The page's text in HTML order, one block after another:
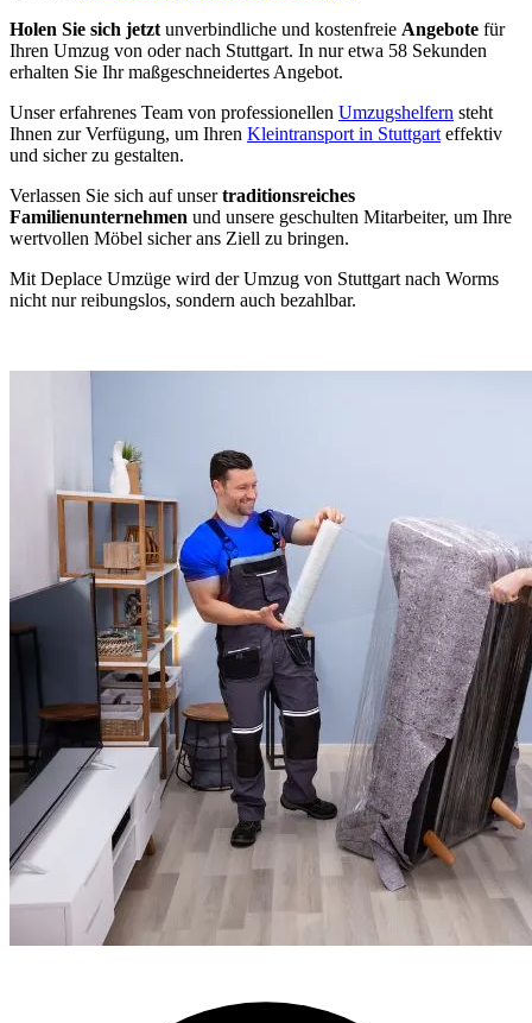
Holen Sie sich jetzt unverbindliche und kostenfreie Angebote für
Ihren Umzug von oder nach Stuttgart. In nur etwa 58 Sekunden
erhalten Sie Ihr maßgeschneidertes Angebot.
Unser erfahrenes Team von professionellen Umzugshelfern steht
Ihnen zur Verfügung, um Ihren Kleintransport in Stuttgart effektiv
und sicher zu gestalten.
Verlassen Sie sich auf unsertraditionsreiches
Familienunternehmen und unsere geschulten Mitarbeiter, um Ihre
wertvollen Möbel sicher ans Ziell zu bringen.
Mit Deplace Umzüge wird der Umzug von Stuttgart nach Worms
nicht nur reibungslos, sondern auch bezahlbar.